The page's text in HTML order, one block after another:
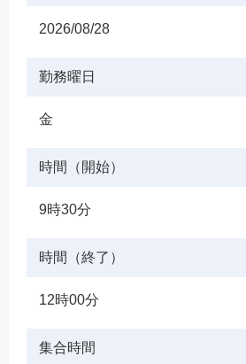
2026/08/28
勤務曜日
金
時間（開始）
9時30分
時間（終了）
12時00分
集合時間